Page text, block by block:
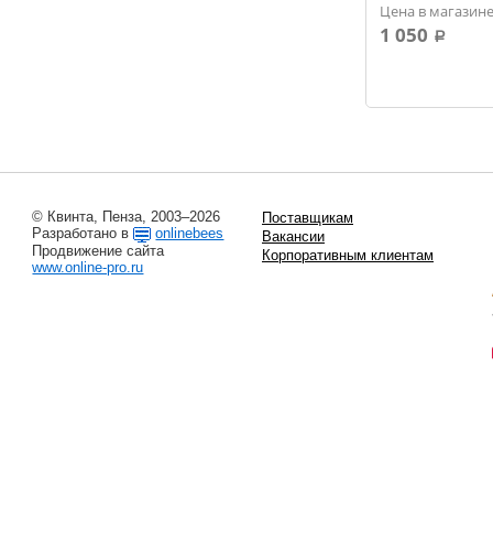
Цена в
1 050 a
© Квинта, Пенза, 2003–2026
Разработано в
onlinebees
Продвижение сайта
www.online-pro.ru
Поставщикам
Вакансии
Корпоративным клиентам